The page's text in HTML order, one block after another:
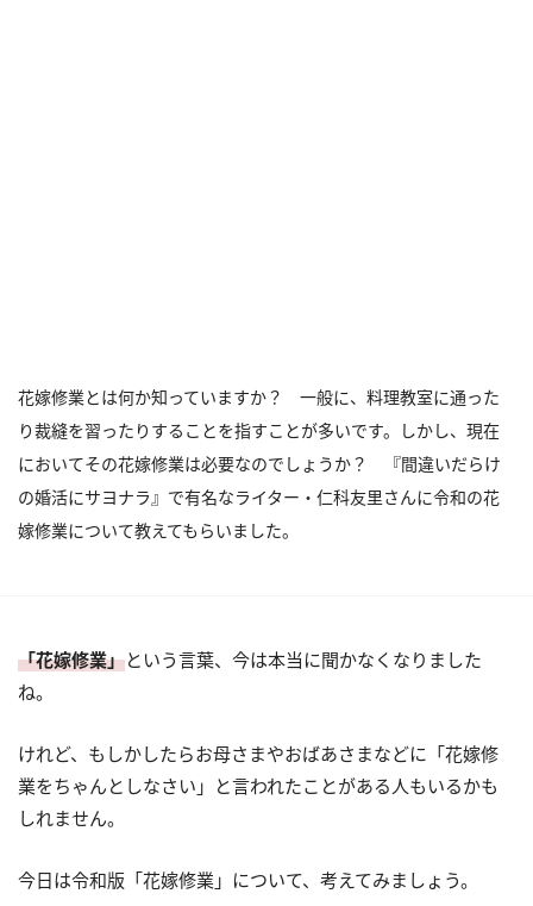
花嫁修業とは何か知っていますか？ 一般に、料理教室に通った
り裁縫を習ったりすることを指すことが多いです。しかし、現在
においてその花嫁修業は必要なのでしょうか？ 『間違いだらけ
の婚活にサヨナラ』で有名なライター・仁科友里さんに令和の花
嫁修業について教えてもらいました。
「花嫁修業」という言葉、今は本当に聞かなくなりました
ね。
けれど、もしかしたらお母さまやおばあさまなどに「花嫁修
業をちゃんとしなさい」と言われたことがある人もいるかも
しれません。
今日は令和版「花嫁修業」について、考えてみましょう。